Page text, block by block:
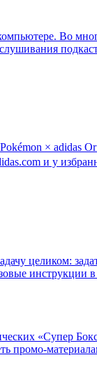
Во
×
и у
целиком:
инструкции
«Супер
промо-